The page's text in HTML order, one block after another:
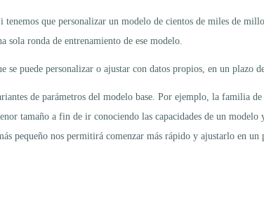
que personalizar un modelo de cientos de miles de
sola ronda de entrenamiento de ese modelo.
puede personalizar o ajustar con datos propios, en un plazo
de parámetros del modelo base. Por ejemplo, la familia
tamaño a fin de ir conociendo las capacidades de un
pequeño nos permitirá comenzar más rápido y ajustarlo en un